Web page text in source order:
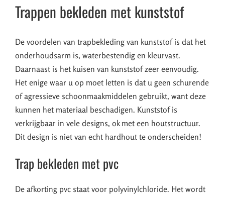
Trappen bekleden met kunststof
De voordelen van trapbekleding van kunststof is dat het
onderhoudsarm is, waterbestendig en kleurvast.
Daarnaast is het kuisen van kunststof zeer eenvoudig.
Het enige waar u op moet letten is dat u geen schurende
of agressieve schoonmaakmiddelen gebruikt, want deze
kunnen het materiaal beschadigen. Kunststof is
verkrijgbaar in vele designs, ok met een houtstructuur.
Dit design is niet van echt hardhout te onderscheiden!
Trap bekleden met pvc
De afkorting pvc staat voor polyvinylchloride. Het wordt